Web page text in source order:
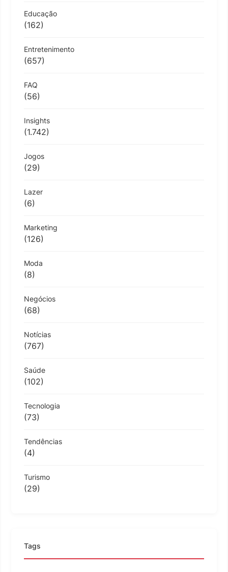
Educação
(162)
Entretenimento
(657)
FAQ
(56)
Insights
(1.742)
Jogos
(29)
Lazer
(6)
Marketing
(126)
Moda
(8)
Negócios
(68)
Notícias
(767)
Saúde
(102)
Tecnologia
(73)
Tendências
(4)
Turismo
(29)
Tags